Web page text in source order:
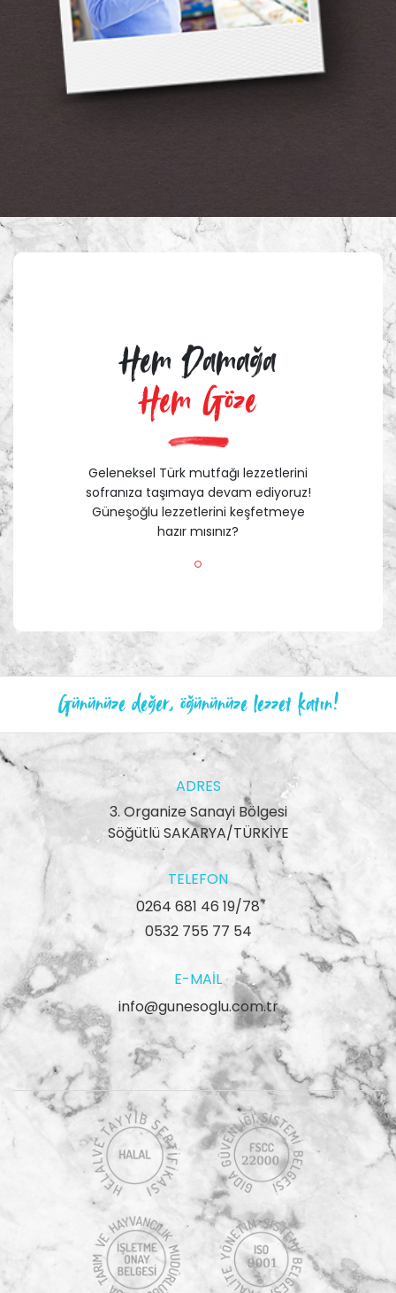
Hem Damağa
Hem Göze
Geleneksel Türk mutfağı lezzetlerini
sofranıza taşımaya devam ediyoruz!
Güneşoğlu lezzetlerini keşfetmeye
hazır mısınız?
Gününüze değer, öğününüze lezzet katın!
ADRES
3. Organize Sanayi Bölgesi
Söğütlü SAKARYA/TÜRKİYE
TELEFON
0264 681 46 19/78
0532 755 77 54
E-MAIL
info@gunesoglu.com.tr